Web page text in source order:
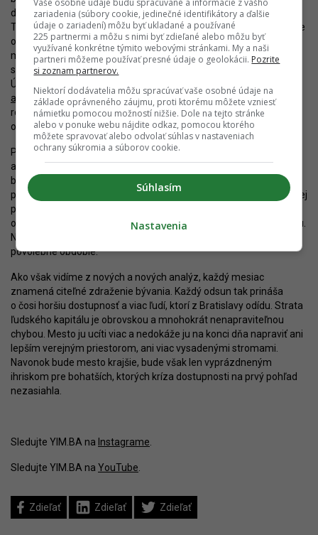
definované ako určené pre občiansku vybavenosť (alebo výrobu!).
Tá je v Bratislave v podstate saturovaná, na rozdiel od bývania. Ide
o vhodnejší spôsob vstavby ako záber voľných plôch na okraji
mesta (greenfield development) a omnoho vhodnejší ako
suburbanizácia. Nanešťastie, Magistrát v otázke zmien
Územného plánu napreduje len pomaly. Dlhoočakávané
a doplnky 07 by mohli byť optimisticky schválené do konca tohto
roka, ďalší balík zameraný na nájomné bývanie pri veľkom
optimizme na konci leta budúceho roka.
Predtým však bude mesto musieť zvládnuť diskusiu s obyvateľmi
a miestnymi zastupiteľmi o vhodnosti umiestnenia nájomných
bytov. Aj keď nejde o žiadne sociálne byty, neexistuje žiaden
predpoklad, že by mali vznikať getá, a nepríde ani k záberu vzácnej
parkovej zelene, len ťažko sa dá zvládnuť mnohokrát iracionálny
odpor občanov. Zvlášť pred voľbami pôjde o vysoko výbušnú tému.
Nie je nepredstaviteľné, že mesto túto tému odloží až na
povolebné obdobie.
Ako však vidíme z nových a nových analýz, každý mesiac
znamená citeľné zdraženie bývania. Každý odsun tak prináša
o čosi horšiu dostupnosť a viac ľudí, ktorí z Bratislavy odídu. Strata
ľudského kapitálu je obrovskou a mnohokrát nenapraviteľnou
chybou. Mesto ju ucíti viac a nedokáže ju na konci dňa napraviť ani
lepším verejným priestorom, ani viac vysadenými stromami.
Navonok bude mesto krajšie, bude však len vyprázdneným
ihriskom pre bohatších, ktorých kríza dostupnosti na prvý pohľad
nezasiahla.
Sledujte YIM.BA na Instagrame
Sledujte YIM.BA na YouTube
Zdieľať Zdieľať Zdieľať
zariadenia (súbory cookie, jedinečné identifikátory a ďalšie
údaje o zariadení) môžu byť ukladané a používané
225 partnermi a môžu s nimi byť zdieľané alebo môžu byť
využívané konkrétne týmito webovými stránkami. My a naši
partneri môžeme používať presné údaje o geolokácii. Pozrite
si zoznam partnerov.
Niektorí dodávatelia môžu spracúvať vaše osobné údaje na
základe oprávneného záujmu, proti ktorému môžete vzniesť
námietku pomocou možností nižšie. Dole na tejto stránke
alebo v ponuke webu nájdite odkaz, pomocou ktorého
môžete spravovať alebo odvolať súhlas v nastaveniach
ochrany súkromia a súborov cookie.
Súhlasím
Nastavenia